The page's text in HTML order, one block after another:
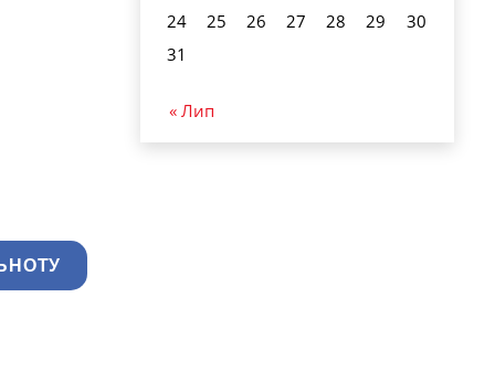
24
25 26 27 28 29
30
31
« Лип